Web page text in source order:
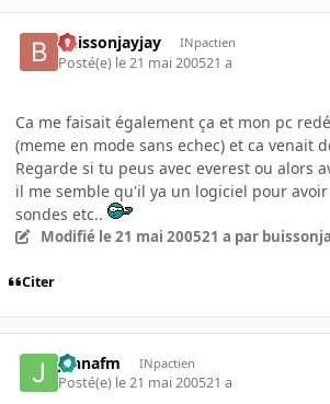
buissonjayjay INpactien
Posté(e) le 21 mai 200521 a
Ca me faisait également ça et mon pc
(meme en mode sans echec) et ca venait
Regarde si tu peus avec everest ou alors
il me semble qu'il ya un logiciel pour
sondes etc..
Modifié le 21 mai 200521 a par
Citer
jahnafm INpactien
Posté(e) le 21 mai 200521 a